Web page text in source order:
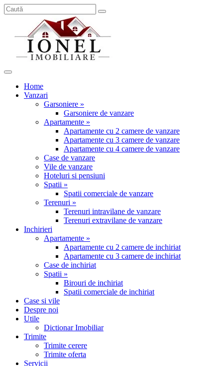
Home
Vanzari
Garsoniere »
Garsoniere de vanzare
Apartamente »
Apartamente cu 2 camere de vanzare
Apartamente cu 3 camere de vanzare
Apartamente cu 4 camere de vanzare
Case de vanzare
Vile de vanzare
Hoteluri si pensiuni
Spatii »
Spatii comerciale de vanzare
Terenuri »
Terenuri intravilane de vanzare
Terenuri extravilane de vanzare
Inchirieri
Apartamente »
Apartamente cu 2 camere de inchiriat
Apartamente cu 3 camere de inchiriat
Case de inchiriat
Spatii »
Birouri de inchiriat
Spatii comerciale de inchiriat
Case si vile
Despre noi
Utile
Dictionar Imobiliar
Trimite
Trimite cerere
Trimite oferta
Servicii